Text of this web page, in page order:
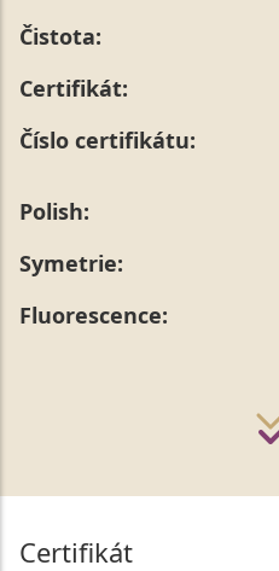
Čistota:
Certifikát:
Číslo certifikátu:
Polish:
Symetrie:
Fluorescence:
Certifikát